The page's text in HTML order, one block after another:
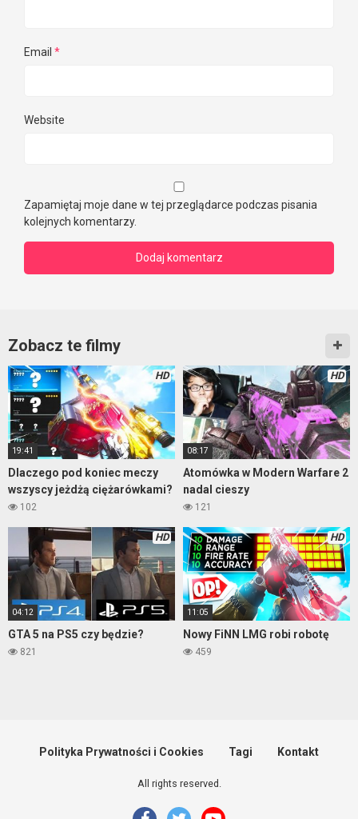
Email *
Website
Zapamiętaj moje dane w tej przeglądarce podczas pisania
kolejnych komentarzy.
Zobacz te filmy
HD
19:41
Dlaczego pod koniec meczy
wszyscy jeżdżą ciężarówkami?
102
HD
08:17
Atomówka w Modern Warfare 2
nadal cieszy
121
HD
04:12
GTA 5 na PS5 czy będzie?
821
HD
11:05
Nowy FiNN LMG robi robotę
459
Polityka Prywatności i Cookies Tagi Kontakt
All rights reserved.